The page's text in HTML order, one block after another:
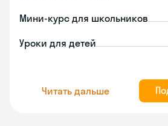
Мини-курс для школьников
Уроки для детей
Читать дальше